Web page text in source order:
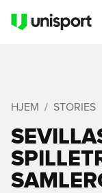
HJEM STORIES